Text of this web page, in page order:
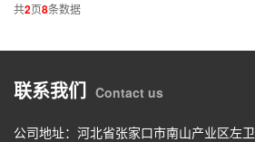
共2页8条数据
联系我们 Contact us
公司地址：河北省张家口市南山产业区左